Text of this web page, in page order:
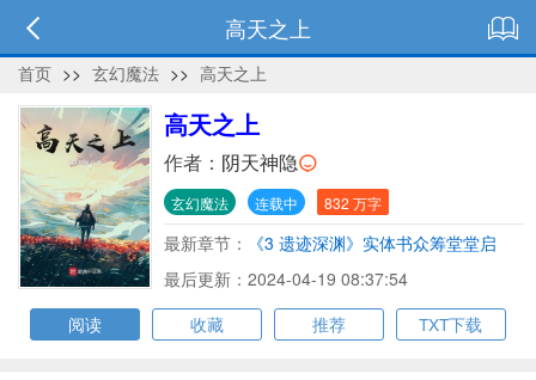
高天之上
首页 >> 玄幻魔法 >> 高天之上
高天之上
作者： 阴天神隐
玄幻魔法 连载中 832 万字
最新章节：
《3 遗迹深渊》实体书众筹堂堂启
动！
最后更新：2024-04-19 08:37:54
阅读
收藏 推荐 TXT下载